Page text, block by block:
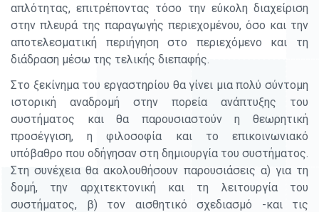
απλότητας, επιτρέποντας τόσο την εύκολη διαχείριση
στην πλευρά της παραγωγής περιεχομένου, όσο και την
αποτελεσματική περιήγηση στο περιεχόμενο και τη
διάδραση μέσω της τελικής διεπαφής.
Στo ξεκίνημα του εργαστηρίου θα γίνει μια πολύ σύντομη
ιστορική αναδρομή στην πορεία ανάπτυξης του
συστήματος και θα παρουσιαστούν η θεωρητική
προσέγγιση, η φιλοσοφία και το επικοινωνιακό
υπόβαθρο που οδήγησαν στη δημιουργία του συστήματος.
Στη συνέχεια θα ακολουθήσουν παρουσιάσεις α) για τη
δομή, την αρχιτεκτονική και τη λειτουργία του
συστήματος, β) τον αισθητικό σχεδιασμό -και τις